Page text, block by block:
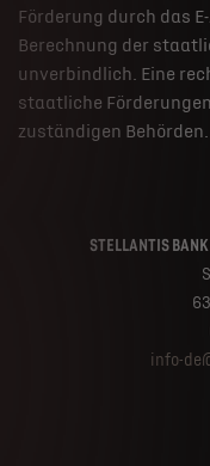
Förderung durch das
Berechnung der
unverbindlich. Eine
staatliche
zuständigen Behörden.
STELLANTIS
info-